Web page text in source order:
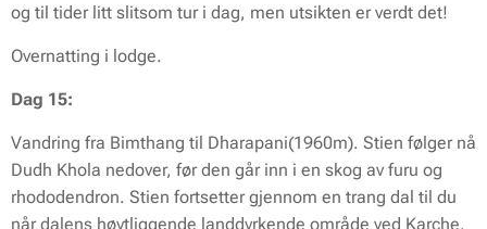
og til tider litt slitsom tur i dag, men utsikten er verdt det!
Overnatting i lodge.
Dag 15:
Vandring fra Bimthang til Dharapani(1960m). Stien følger nå
Dudh Khola nedover, før den går inn i en skog av furu og
rhododendron. Stien fortsetter gjennom en trang dal til du
når dalens høytliggende landdyrkende område ved Karche.